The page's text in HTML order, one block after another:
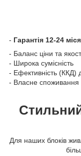
- Гарантія 12-24
- Баланс ціни та
- Широка сумісність
- Ефективність (ККД)
- Власне споживання
Для наших блоків